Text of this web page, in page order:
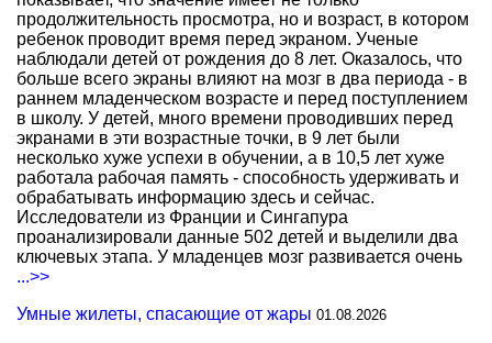
продолжительность просмотра, но и возраст, в котором
ребенок проводит время перед экраном. Ученые
наблюдали детей от рождения до 8 лет. Оказалось, что
больше всего экраны влияют на мозг в два периода - в
раннем младенческом возрасте и перед поступлением
в школу. У детей, много времени проводивших перед
экранами в эти возрастные точки, в 9 лет были
несколько хуже успехи в обучении, а в 10,5 лет хуже
работала рабочая память - способность удерживать и
обрабатывать информацию здесь и сейчас.
Исследователи из Франции и Сингапура
проанализировали данные 502 детей и выделили два
ключевых этапа. У младенцев мозг развивается очень
...>>
Умные жилеты, спасающие от жары 01.08.2026